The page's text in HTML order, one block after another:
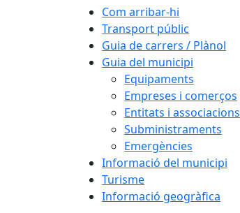
Com arribar-hi
Transport públic
Guia de carrers / Plànol
Guia del municipi
Equipaments
Empreses i comerços
Entitats i associacions
Subministraments
Emergències
Informació del municipi
Turisme
Informació geogràfica